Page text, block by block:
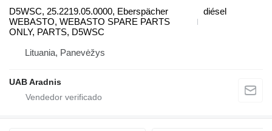
D5WSC, 25.2219.05.0000, Eberspächer
WEBASTO, WEBASTO SPARE PARTS
ONLY, PARTS, D5WSC
diésel
Lituania, Panevėžys
UAB Aradnis